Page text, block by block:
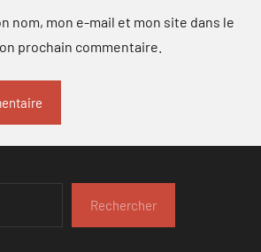
nom, mon e-mail et mon site dans le
prochain commentaire.
Rechercher